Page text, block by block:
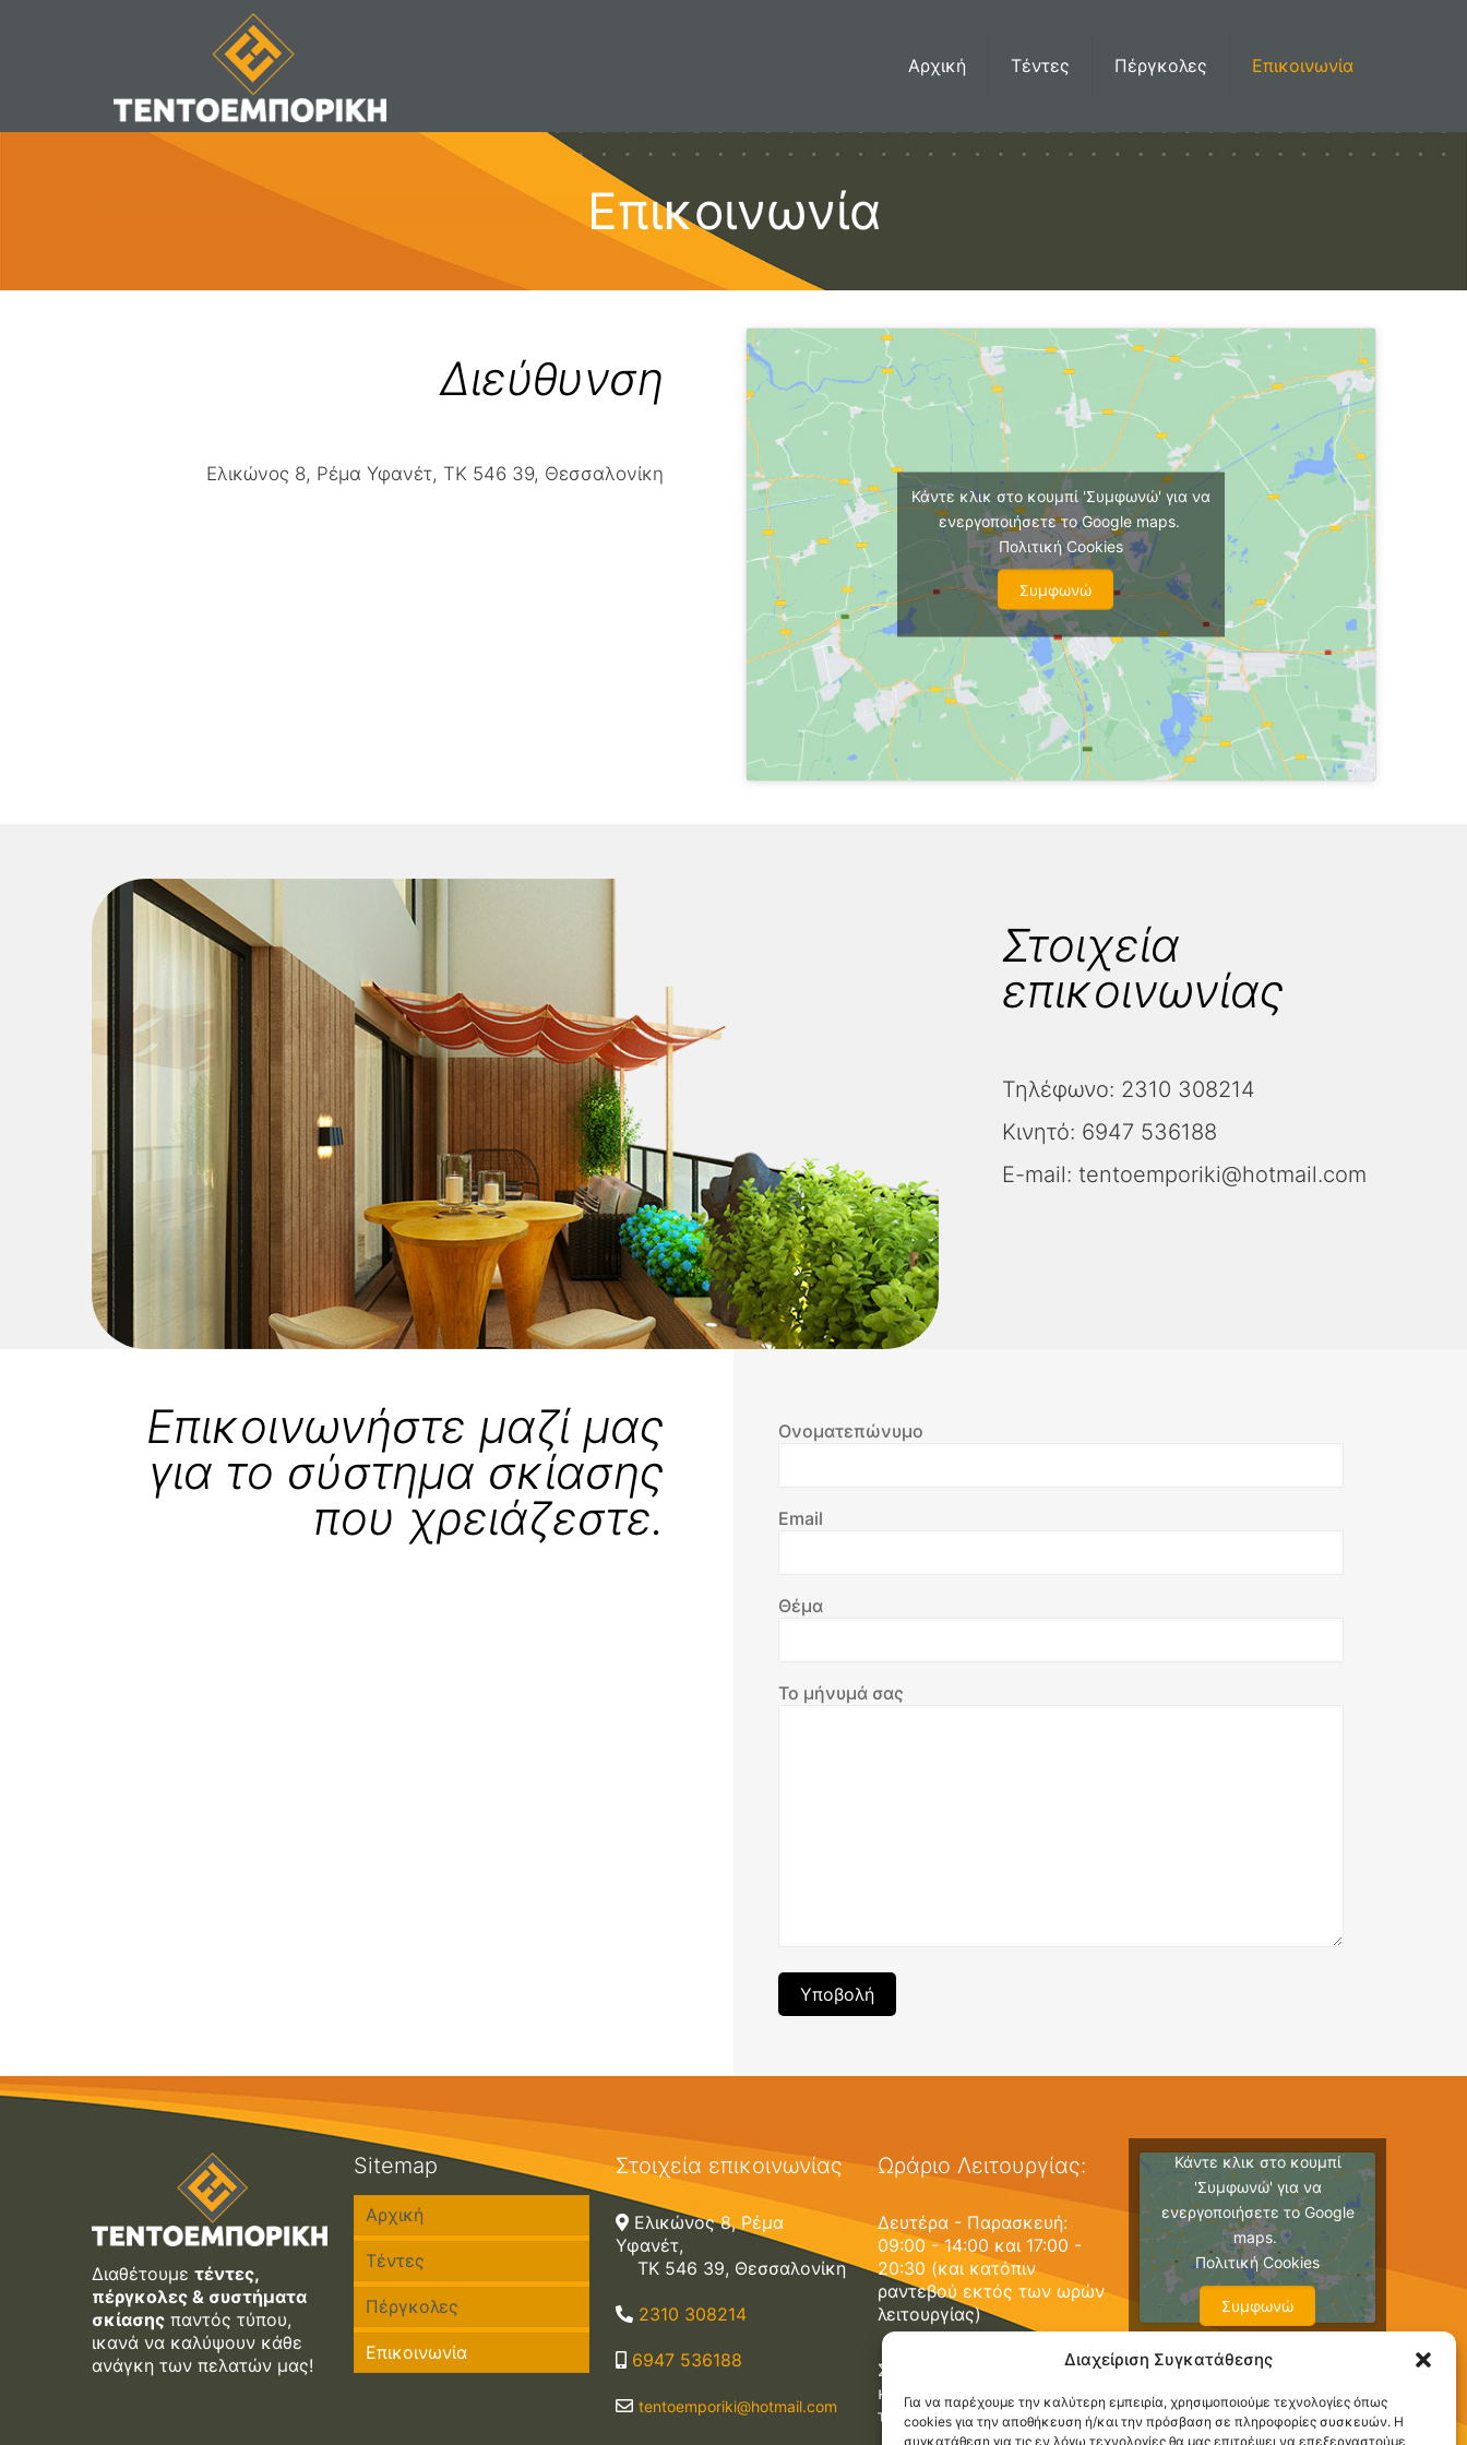
Διαχείριση Συγκατάθεσης
Για να παρέχουμε την καλύτερη εμπειρία, χρησιμοποιούμε τεχνολογίες όπως
cookies για την αποθήκευση ή/και την πρόσβαση σε πληροφορίες συσκευών. Η
συγκατάθεση για τις εν λόγω τεχνολογίες θα μας επιτρέψει να επεξεργαστούμε
Αρχική Τέντες Πέργκολες Επικοινωνία
Επικοινωνία
Διεύθυνση
Ελικώνος 8, Ρέμα Υφανέτ, ΤΚ 546 39, Θεσσαλονίκη
Κάντε κλικ στο κουμπί 'Συμφωνώ' για να
ενεργοποιήσετε το Google maps.
Πολιτική Cookies
Συμφωνώ
Στοιχεία
επικοινωνίας
Τηλέφωνο: 2310 308214
Κινητό: 6947 536188
E-mail: tentoemporiki@hotmail.com
Επικοινωνήστε μαζί μας
για το σύστημα σκίασης
που χρειάζεστε.
Ονοματεπώνυμο
Email
Θέμα
Το μήνυμά σας
Διαθέτουμε τέντες,
πέργκολες & συστήματα
σκίασης παντός τύπου,
ικανά να καλύψουν κάθε
ανάγκη των πελατών μας!
Sitemap
Αρχική
Τέντες
Τέντα Κασετίνα
Τέντα με Βραχίονα
Πέργκολες
Τεντοπέργκολες
Επικοινωνία
Στοιχεία επικοινωνίας
Ελικώνος 8, Ρέμα
Υφανέτ,
ΤΚ 546 39, Θεσσαλονίκη
2310 308214
6947 536188
tentoemporiki@hotmail.com
Ωράριο Λειτουργίας:
Δευτέρα - Παρασκευή:
09:00 - 14:00 και 17:00 -
20:30 (και κατόπιν
ραντεβού εκτός των ωρών
λειτουργίας)
Σάββατο: 09:00 - 15:00 (και
κατόπιν ραντεβού εκτός
των ωρών λειτουργίας)
Κάντε κλικ στο κουμπί
'Συμφωνώ' για να
ενεργοποιήσετε το Google
maps.
Πολιτική Cookies
Συμφωνώ